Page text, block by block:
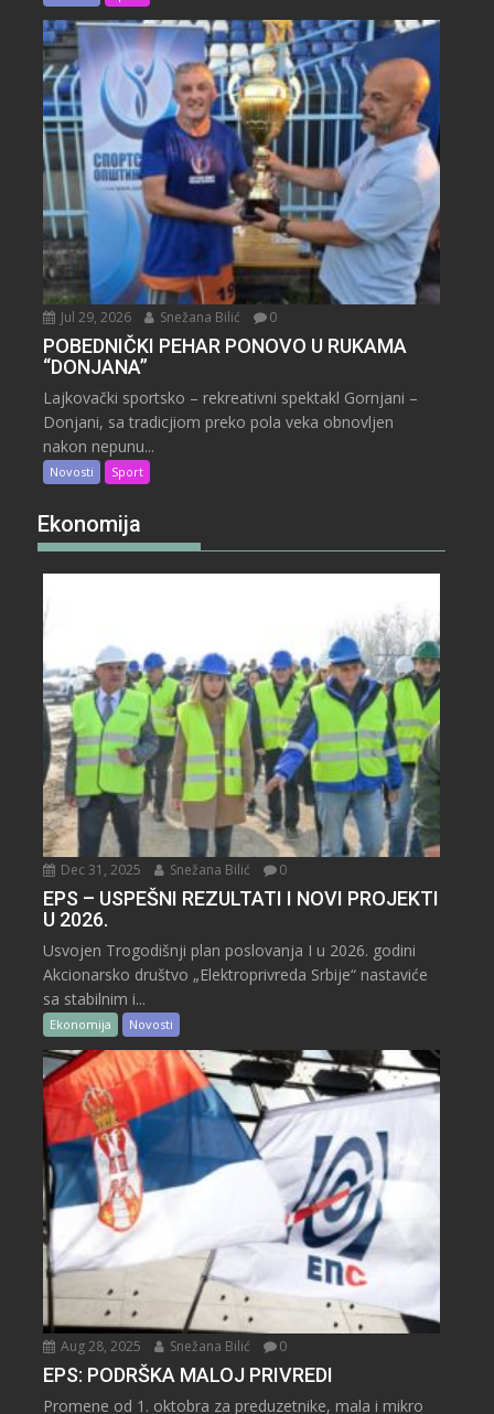
Jul 29, 2026 Snežana Bilić 0
POBEDNIČKI PEHAR PONOVO U RUKAMA
“DONJANA”
Lajkovački sportsko – rekreativni spektakl Gornjani –
Donjani, sa tradicjiom preko pola veka obnovljen
nakon nepunu...
Novosti Sport
Ekonomija
Dec 31, 2025 Snežana Bilić 0
EPS – USPEŠNI REZULTATI I NOVI PROJEKTI
U 2026.
Usvojen Trogodišnji plan poslovanja I u 2026. godini
Akcionarsko društvo „Elektroprivreda Srbije“ nastaviće
sa stabilnim i...
Ekonomija Novosti
Aug 28, 2025 Snežana Bilić 0
EPS: PODRŠKA MALOJ PRIVREDI
Promene od 1. oktobra za preduzetnike, mala i mikro